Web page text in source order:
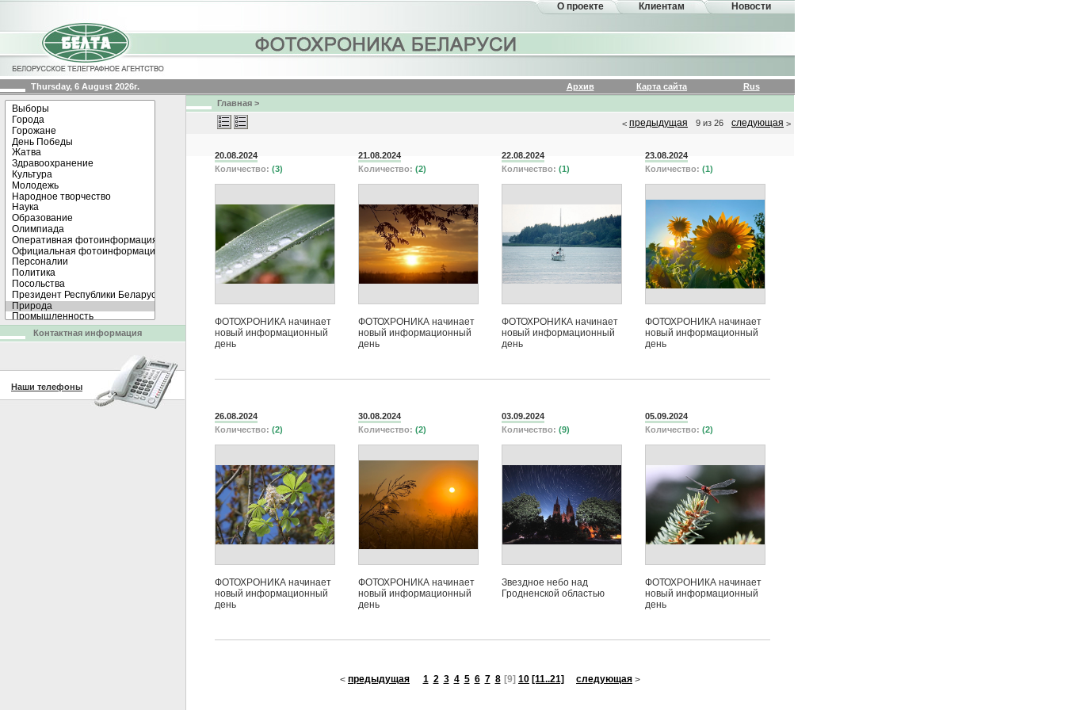
О проекте Клиентам Новости
Thursday, 6 August 2026г. Архив Карта сайта
Rus
Главная >
< предыдущая 9 из 26 следующая >
20.08.2024
Количество: (3)
ФОТОХРОНИКА начинает
новый информационный
день
21.08.2024
Количество: (2)
ФОТОХРОНИКА начинает
новый информационный
день
22.08.2024
Количество: (1)
ФОТОХРОНИКА начинает
новый информационный
день
23.08.2024
Количество: (1)
ФОТОХРОНИКА начинает
новый информационный
день
26.08.2024
Количество: (2)
ФОТОХРОНИКА начинает
новый информационный
день
30.08.2024
Количество: (2)
ФОТОХРОНИКА начинает
новый информационный
день
03.09.2024
Количество: (9)
Звездное небо над
Гродненской областью
05.09.2024
Количество: (2)
ФОТОХРОНИКА начинает
новый информационный
день
< предыдущая 1 2 3 4 5 6 7 8 [9] 10 [11..21] следующая >
Контактная информация
Наши телефоны